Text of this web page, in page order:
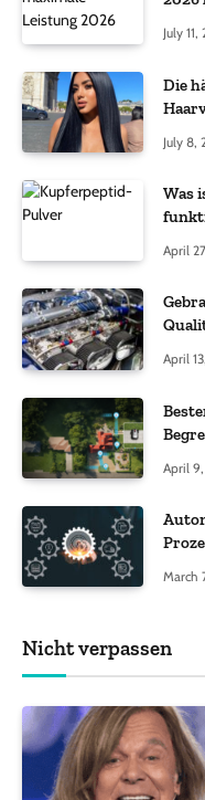
July
Die
July 8,
Was
April
April
April
March
Nicht verpassen